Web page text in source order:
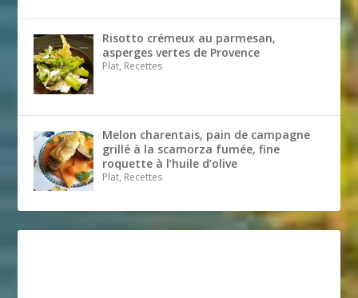
Risotto crémeux au parmesan,
asperges vertes de Provence
Plat, Recettes
Melon charentais, pain de campagne
grillé à la scamorza fumée, fine
roquette à l’huile d’olive
Plat, Recettes